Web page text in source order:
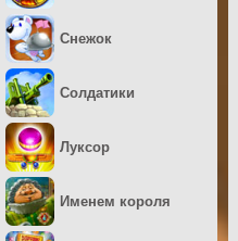
Снежок
Солдатики
Луксор
Именем короля